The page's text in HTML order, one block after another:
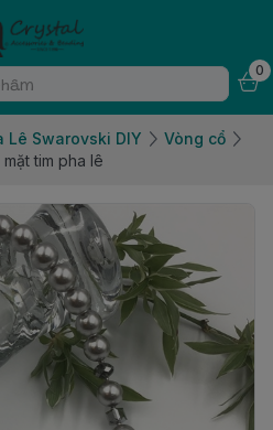
0
Lê Swarovski DIY
Vòng cổ
tim pha lê